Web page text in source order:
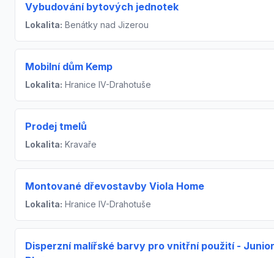
Vybudování bytových jednotek
Lokalita: Benátky nad Jizerou
Mobilní dům Kemp
Lokalita: Hranice IV-Drahotuše
Prodej tmelů
Lokalita: Kravaře
Montované dřevostavby Viola Home
Lokalita: Hranice IV-Drahotuše
Disperzní malířské barvy pro vnitřní použití - Junior